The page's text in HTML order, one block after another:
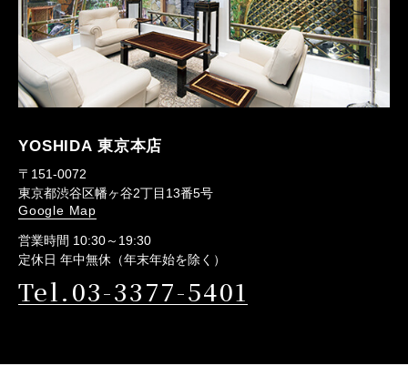
YOSHIDA 東京本店
〒151-0072
東京都渋谷区幡ヶ谷2丁目13番5号
Google Map
営業時間 10:30～19:30
定休日 年中無休（年末年始を除く）
Tel.03-3377-5401